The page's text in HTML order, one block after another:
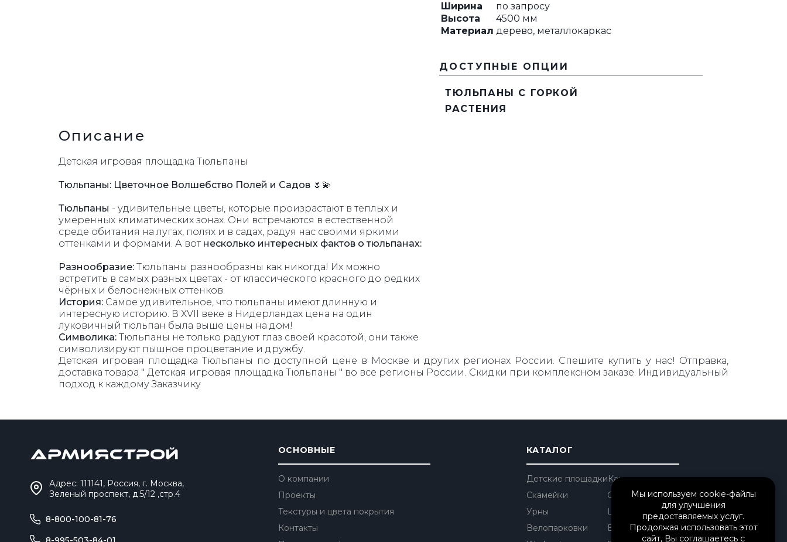
Описание
Детская игровая площадка Тюльпаны
Тюльпаны: Цветочное Волшебство Полей и Садов 🌷💫
Тюльпаны - удивительные цветы, которые произрастают в теплых и
умеренных климатических зонах. Они встречаются в естественной
среде обитания на лугах, полях и в садах, радуя нас своими яркими
оттенками и формами. А вот несколько интересных фактов о тюльпанах:
Разнообразие: Тюльпаны разнообразны как никогда! Их можно
встретить в самых разных цветах - от классического красного до редких
чёрных и белоснежных оттенков.
История: Самое удивительное, что тюльпаны имеют длинную и
интересную историю. В XVII веке в Нидерландах цена на один
луковичный тюльпан была выше цены на дом!
Символика: Тюльпаны не только радуют глаз своей красотой, они также
символизируют пышное процветание и дружбу.
Ширина
по запросу
Высота
4500 мм
Материал дерево, металлокаркас
ДОСТУПНЫЕ ОПЦИИ
ТЮЛЬПАНЫ С ГОРКОЙ
РАСТЕНИЯ
Детская игровая площадка Тюльпаны по доступной цене в Москве и других регионах России. Спешите купить у нас! Отправка,
доставка товара " Детская игровая площадка Тюльпаны " во все регионы России. Скидки при комплексном заказе. Индивидуальный
подход к каждому Заказчику
Адрес: 111141, Россия, г. Москва,
Зеленый проспект, д.5/12 ,стр.4
8-800-100-81-76
ОСНОВНЫЕ
О компании
Проекты
Текстуры и цвета покрытия
Контакты
КАТАЛОГ
Детские площадкиКачели
Скамейки
Столы уличные
Урны
Шезлонги
Велопарковки
Вазоны
Мы используем cookie-файлы
для улучшения
предоставляемых услуг.
Продолжая использовать этот
сайт, Вы соглашаетесь с